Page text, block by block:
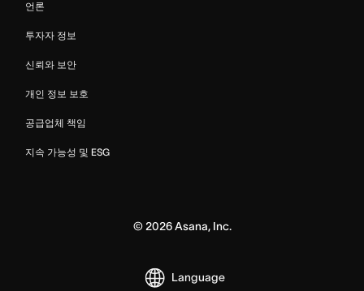
언론
투자자 정보
신뢰와 보안
개인 정보 보호
공급업체 책임
지속 가능성 및 ESG
©2026Asana, Inc.
Language